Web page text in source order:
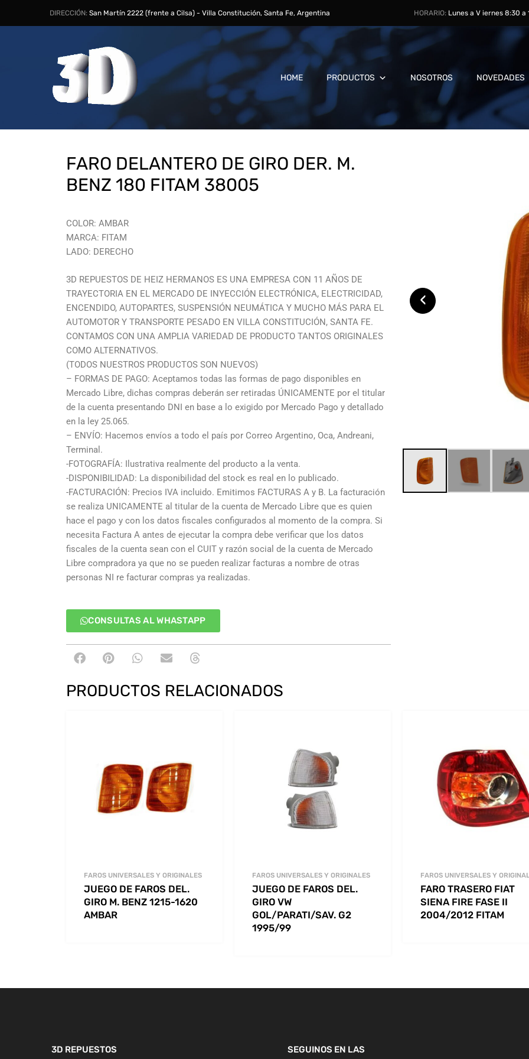
DIRECCIÓN: San Martín 2222 (frente a Cilsa) - Villa Constitución, Santa Fe, Argentina HORARIO: Lunes a V iernes 8:30 a
HOME PRODUCTOS NOSOTROS NOVEDADES
FARO DELANTERO DE GIRO DER. M.
BENZ 180 FITAM 38005
COLOR: AMBAR
MARCA: FITAM
LADO: DERECHO
3D REPUESTOS DE HEIZ HERMANOS ES UNA EMPRESA CON 11 AÑOS DE
TRAYECTORIA EN EL MERCADO DE INYECCIÓN ELECTRÓNICA, ELECTRICIDAD,
ENCENDIDO, AUTOPARTES, SUSPENSIÓN NEUMÁTICA Y MUCHO MÁS PARA EL
AUTOMOTOR Y TRANSPORTE PESADO EN VILLA CONSTITUCIÓN, SANTA FE.
CONTAMOS CON UNA AMPLIA VARIEDAD DE PRODUCTO TANTOS ORIGINALES
COMO ALTERNATIVOS.
(TODOS NUESTROS PRODUCTOS SON NUEVOS)
– FORMAS DE PAGO: Aceptamos todas las formas de pago disponibles en
Mercado Libre, dichas compras deberán ser retiradas ÚNICAMENTE por el titular
de la cuenta presentando DNI en base a lo exigido por Mercado Pago y detallado
en la ley 25.065.
– ENVÍO: Hacemos envíos a todo el país por Correo Argentino, Oca, Andreani,
Terminal.
-FOTOGRAFÍA: Ilustrativa realmente del producto a la venta.
-DISPONIBILIDAD: La disponibilidad del stock es real en lo publicado.
-FACTURACIÓN: Precios IVA incluido. Emitimos FACTURAS A y B. La facturación
se realiza UNICAMENTE al titular de la cuenta de Mercado Libre que es quien
hace el pago y con los datos fiscales configurados al momento de la compra. Si
necesita Factura A antes de ejecutar la compra debe verificar que los datos
fiscales de la cuenta sean con el CUIT y razón social de la cuenta de Mercado
Libre compradora ya que no se pueden realizar facturas a nombre de otras
personas NI re facturar compras ya realizadas.
CONSULTAS AL WHASTAPP
‹
PRODUCTOS RELACIONADOS
FAROS UNIVERSALES Y ORIGINALES
JUEGO DE FAROS DEL.
GIRO M. BENZ 1215-1620
AMBAR
FAROS UNIVERSALES Y ORIGINALES
JUEGO DE FAROS DEL.
GIRO VW
GOL/PARATI/SAV. G2
1995/99
FAROS UNIVERSALES Y
FARO TRASERO FIAT
SIENA FIRE FASE II
2004/2012 FITAM
3D REPUESTOS
SEGUINOS EN LAS